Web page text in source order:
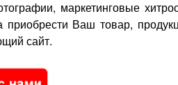
маркетинговые
приобрести Ваш товар,
сайт.